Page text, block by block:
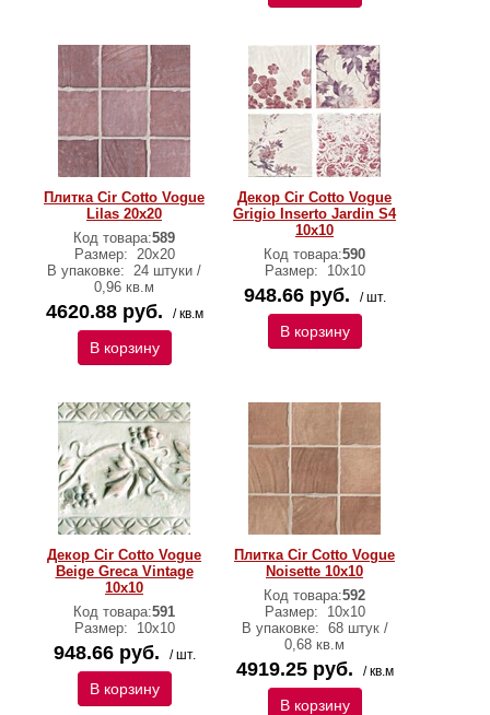
Плитка Cir Cotto Vogue
Lilas 20х20
Код товара:589
Размер: 20х20
В упаковке: 24 штуки /
0,96 кв.м
4620.88 руб. / кв.м
В корзину
Декор Cir Cotto Vogue
Grigio Inserto Jardin S4
10х10
Код товара:590
Размер:
10х10
948.66 руб. / шт.
В корзину
Декор Cir Cotto Vogue
Beige Greca Vintage
10х10
Код товара:591
Размер:
10х10
948.66 руб. / шт.
В корзину
Плитка Cir Cotto Vogue
Noisette 10х10
Код товара:592
Размер:
10х10
В упаковке: 68 штук /
0,68 кв.м
4919.25 руб. / кв.м
В корзину